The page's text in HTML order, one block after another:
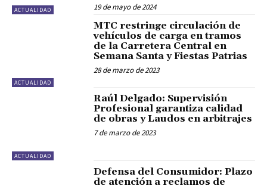
ACTUALIDAD 19 de mayo de 2024
ACTUALIDAD
MTC restringe circulación de
vehículos de carga en tramos
de la Carretera Central en
Semana Santa y Fiestas Patrias
28 de marzo de 2023
ACTUALIDAD
Raúl Delgado: Supervisión
Profesional garantiza calidad
de obras y Laudos en arbitrajes
7 de marzo de 2023
Defensa del Consumidor: Plazo
de atención a reclamos de